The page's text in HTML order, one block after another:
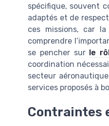
spécifique, souvent
adaptés et de
ces missions, car
comprendre
se pencher sur
le
coordination
secteur
services proposés à
Contraintes